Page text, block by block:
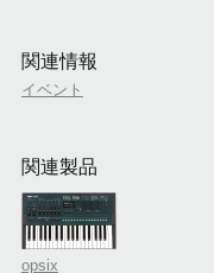
関連情報
イベント
関連製品
opsix